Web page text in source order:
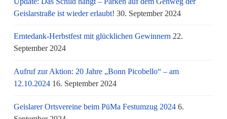
Geislarstraße ist wieder erlaubt! 30. September 2024
Erntedank-Herbstfest mit glücklichen Gewinnern 22.
September 2024
Aufruf zur Aktion: 20 Jahre „Bonn Picobello“ – am
12.10.2024 16. September 2024
Geislarer Ortsvereine beim PüMa Festumzug 2024 6.